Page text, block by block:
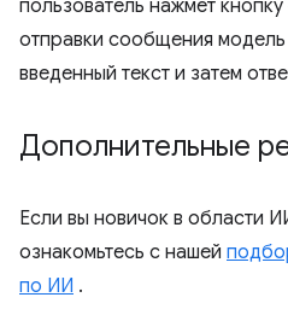
пользователь нажмет
отправки сообщения модель
введенный текст и затем
Дополнительные
Если вы новичок в области
ознакомьтесь с нашей
по ИИ .